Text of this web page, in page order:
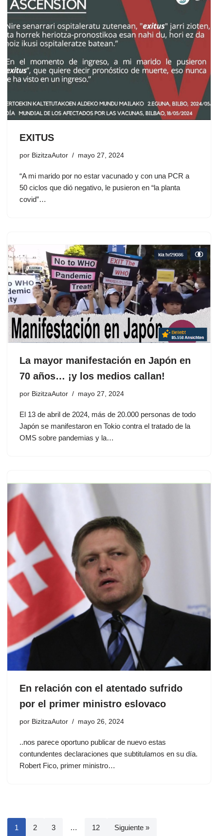
EXITUS
por BizitzaAutor mayo 27, 2024
“A mi marido por no estar vacunado y con una PCR a
50 ciclos que dió negativo, le pusieron en “la planta
covid”…
La mayor manifestación en Japón en
70 años… ¡y los medios callan!
por BizitzaAutor mayo 27, 2024
El 13 de abril de 2024, más de 20.000 personas de todo
Japón se manifestaron en Tokio contra el tratado de la
OMS sobre pandemias y la…
En relación con el atentado sufrido
por el primer ministro eslovaco
por BizitzaAutor mayo 26, 2024
..nos parece oportuno publicar de nuevo estas
contundentes declaraciones que subtitulamos en su día.
Robert Fico, primer ministro…
1 2 3 … 12 Siguiente »